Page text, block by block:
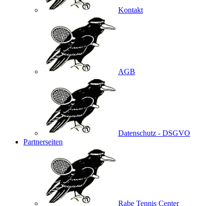
Kontakt
AGB
Datenschutz - DSGVO
Partnerseiten
Rabe Tennis Center